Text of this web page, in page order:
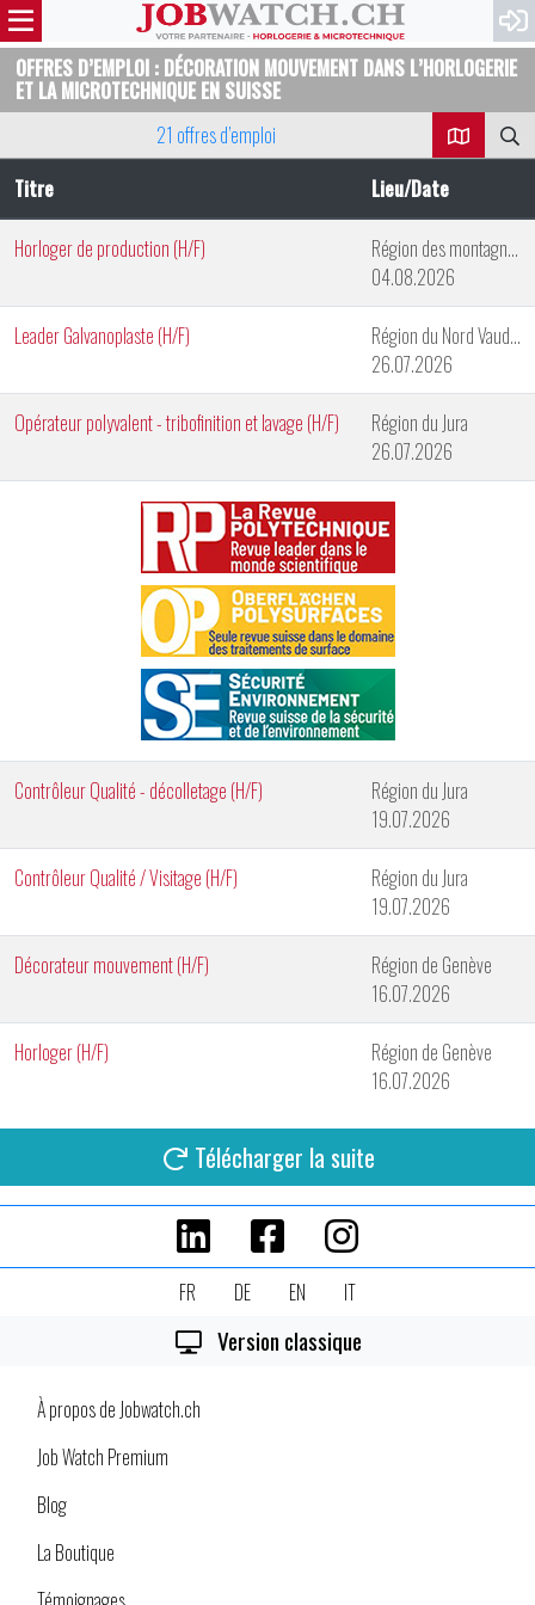
OFFRES D’EMPLOI : DÉCORATION MOUVEMENT DANS L’HORLOGERIE
ET LA MICROTECHNIQUE EN SUISSE
21 offres d’emploi
Titre
Lieu/Date
Horloger de production (H/F)
Région des montagnes neuchâteloises
04.08.2026
Leader Galvanoplaste (H/F)
Région du Nord Vaudois
26.07.2026
Opérateur polyvalent - tribofinition et lavage (H/F)
Région du Jura
26.07.2026
Contrôleur Qualité - décolletage (H/F)
Région du Jura
19.07.2026
Contrôleur Qualité / Visitage (H/F)
Région du Jura
19.07.2026
Décorateur mouvement (H/F)
Région de Genève
16.07.2026
Horloger (H/F)
Région de Genève
16.07.2026
Télécharger la suite
FR DE EN IT
Version classique
À propos de Jobwatch.ch
Job Watch Premium
Blog
La Boutique